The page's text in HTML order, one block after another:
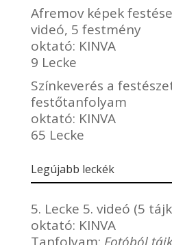
Afremov képek
videó, 5 festmény
oktató: KINVA
9 Lecke
Színkeverés a
festőtanfolyam
oktató: KINVA
65 Lecke
Legújabb leckék
5. Lecke 5. videó (5
oktató: KINVA
Tanfolyam: Fotóból